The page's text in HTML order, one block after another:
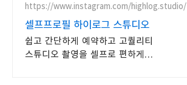
https://www.instagram.com/highlog.studio/
셀프프로필 하이로그 스튜디오
쉽고 간단하게 예약하고 고퀄리티
스튜디오 촬영을 셀프로 편하게